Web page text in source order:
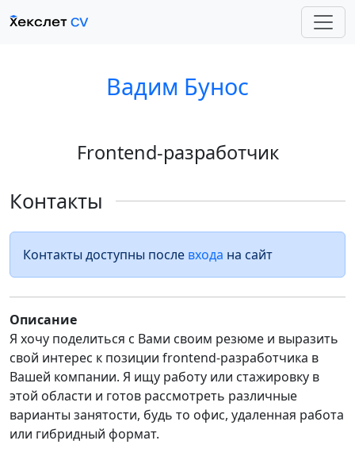
Вадим Бунос
Frontend-разработчик
Контакты
Контакты доступны после входа на сайт
Описание
Я хочу поделиться с Вами своим резюме и выразить
свой интерес к позиции frontend-разработчика в
Вашей компании. Я ищу работу или стажировку в
этой области и готов рассмотреть различные
варианты занятости, будь то офис, удаленная работа
или гибридный формат.